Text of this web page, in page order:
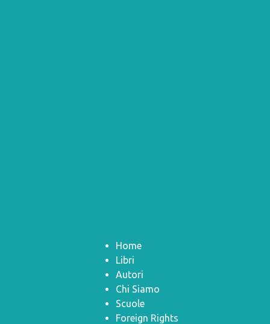
Home
Libri
Autori
Chi Siamo
Scuole
Foreign Rights